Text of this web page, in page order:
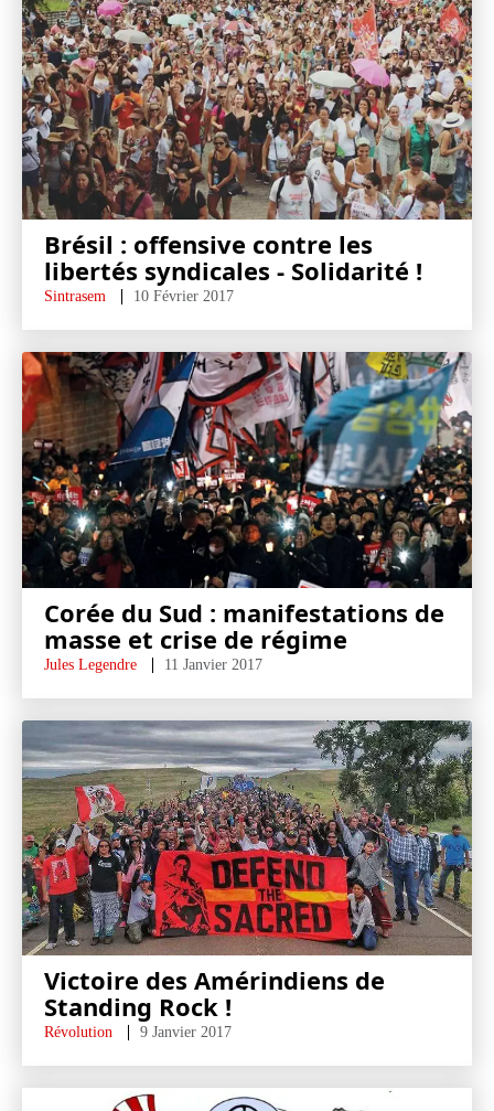
Brésil : offensive contre les
libertés syndicales - Solidarité !
Sintrasem 10 Février 2017
Corée du Sud : manifestations de
masse et crise de régime
Jules Legendre 11 Janvier 2017
Victoire des Amérindiens de
Standing Rock !
Révolution 9 Janvier 2017